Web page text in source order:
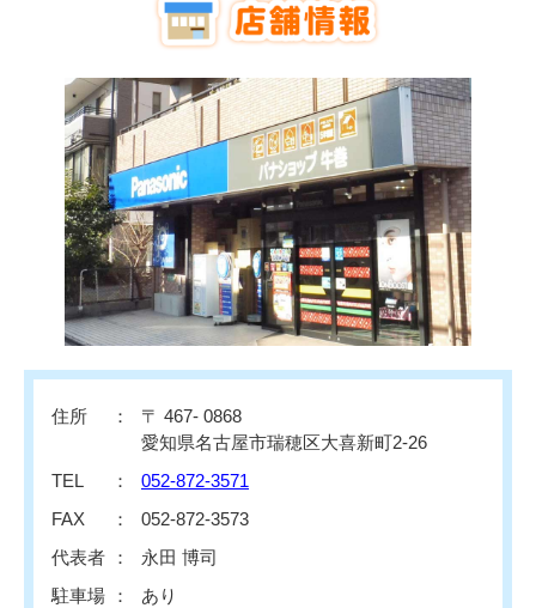
住所
〒 467- 0868
愛知県名古屋市瑞穂区大喜新町2-26
TEL
052-872-3571
FAX
052-872-3573
代表者
永田 博司
駐車場
あり